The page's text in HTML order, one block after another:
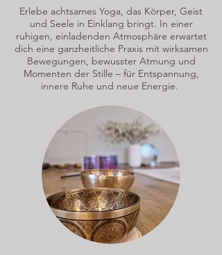
Erlebe achtsames Yoga, das Körper, Geist
und Seele in Einklang bringt. In einer
ruhigen, einladenden Atmosphäre erwartet
dich eine ganzheitliche Praxis mit wirksamen
Bewegungen, bewusster Atmung und
Momenten der Stille – für Entspannung,
innere Ruhe und neue Energie.